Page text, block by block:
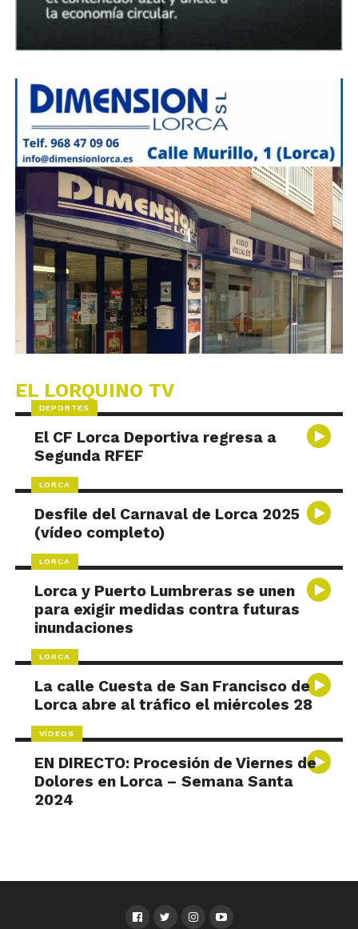
EL LORQUINO TV
DEPORTES
El CF Lorca Deportiva regresa a
Segunda RFEF
LORCA
Desfile del Carnaval de Lorca 2025
(vídeo completo)
LORCA
Lorca y Puerto Lumbreras se unen
para exigir medidas contra futuras
inundaciones
LORCA
La calle Cuesta de San Francisco de
Lorca abre al tráfico el miércoles 28
VÍDEOS
EN DIRECTO: Procesión de Viernes de
Dolores en Lorca – Semana Santa
2024